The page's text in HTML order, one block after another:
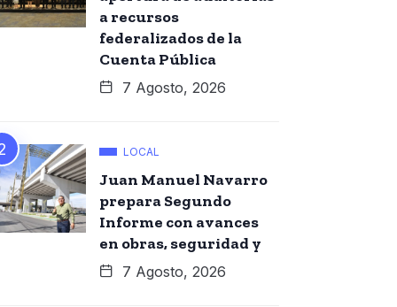
a recursos
federalizados de la
Cuenta Pública
7 Agosto, 2026
LOCAL
Juan Manuel Navarro
prepara Segundo
Informe con avances
en obras, seguridad y
7 Agosto, 2026